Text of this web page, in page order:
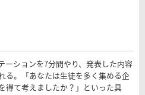
ーションを7分間やり、発表した内容
る。「あなたは生徒を多く集める企
得て考えましたか？」といった具